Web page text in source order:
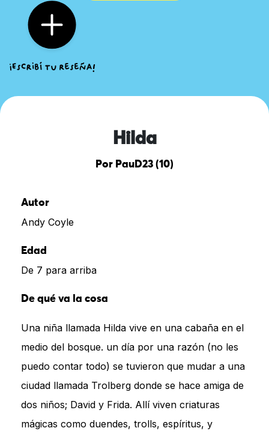
Hilda
Por PauD23 (10)
Autor
Andy Coyle
Edad
De 7 para arriba
De qué va la cosa
Una niña llamada Hilda vive en una cabaña en el
medio del bosque. un día por una razón (no les
puedo contar todo) se tuvieron que mudar a una
ciudad llamada Trolberg donde se hace amiga de
dos niños; David y Frida. Allí viven criaturas
mágicas como duendes, trolls, espíritus, y